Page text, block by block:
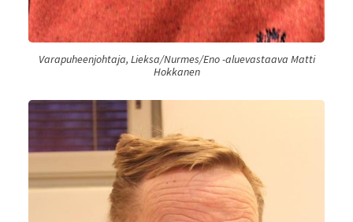
Varapuheenjohtaja, Lieksa/Nurmes/Eno -aluevastaava Matti
Hokkanen